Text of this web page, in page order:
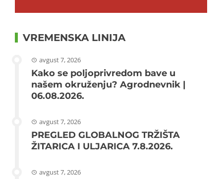
VREMENSKA LINIJA
avgust 7, 2026
Kako se poljoprivredom bave u
našem okruženju? Agrodnevnik |
06.08.2026.
avgust 7, 2026
PREGLED GLOBALNOG TRŽIŠTA
ŽITARICA I ULJARICA 7.8.2026.
avgust 7, 2026